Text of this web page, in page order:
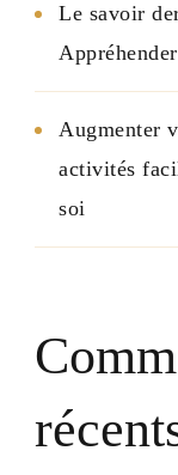
Le savoir
Augmenter
activités
soi